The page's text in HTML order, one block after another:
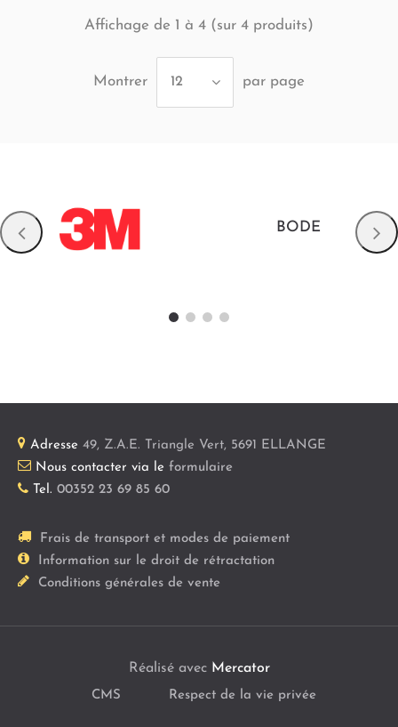
Affichage de 1 à 4 (sur 4 produits)
Montrer 12 par page
BODE
Adresse 49, Z.A.E. Triangle Vert, 5691
ELLANGE
Nous contacter via le formulaire
Tel. 00352 23 69 85 60
Frais de transport et modes de paiement
Information sur le droit de rétractation
Conditions générales de vente
Réalisé avec Mercator
CMS Respect de la vie privée